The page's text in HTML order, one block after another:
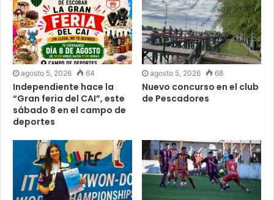
agosto 5, 2026 64
Independiente hace la
“Gran feria del CAI”, este
sábado 8 en el campo de
deportes
agosto 5, 2026 68
Nuevo concurso en el club
de Pescadores